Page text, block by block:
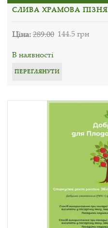
СЛИВА ХРАМОВА ПІЗНЯ
Ціна:289.00 144.5 грн
В наявності
ПЕРЕГЛЯНУТИ